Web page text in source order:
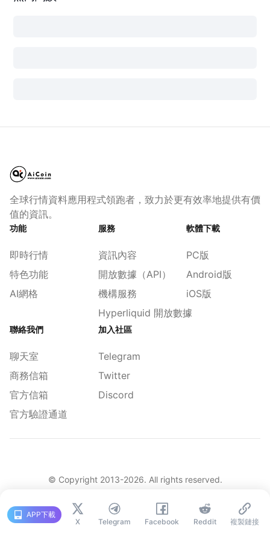
APP下載
X
Telegram Facebook Reddit 複製鏈接
全球行情資料應用程式領跑者，致力於更有效率地提供有價
值的資訊。
功能
即時行情
特色功能
AI網格
服務
資訊內容
開放數據（API）
機構服務
Hyperliquid 開放數據
軟體下載
PC版
Android版
iOS版
聯絡我們
聊天室
商務信箱
官方信箱
官方驗證通道
加入社區
Telegram
Twitter
Discord
© Copyright 2013-2026. All rights reserved.
简体繁體 |舊版